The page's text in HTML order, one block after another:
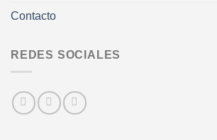
Contacto
REDES SOCIALES